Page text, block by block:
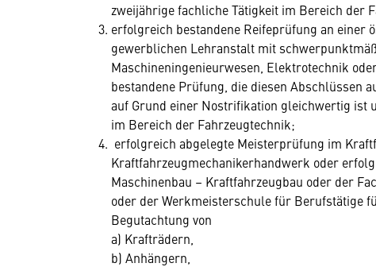
zweijährige fachliche Tätigkeit im Bereich der
erfolgreich bestandene Reifeprüfung an einer
gewerblichen Lehranstalt mit
Maschineningenieurwesen, Elektrotechnik
bestandene Prüfung, die diesen Abschlüssen
auf Grund einer Nostrifikation gleichwertig ist
im Bereich der Fahrzeugtechnik;
erfolgreich abgelegte Meisterprüfung im
Kraftfahrzeugmechanikerhandwerk oder
Maschinenbau – Kraftfahrzeugbau oder der
oder der Werkmeisterschule für Berufstätige
Begutachtung von
a) Krafträdern,
b) Anhängern,